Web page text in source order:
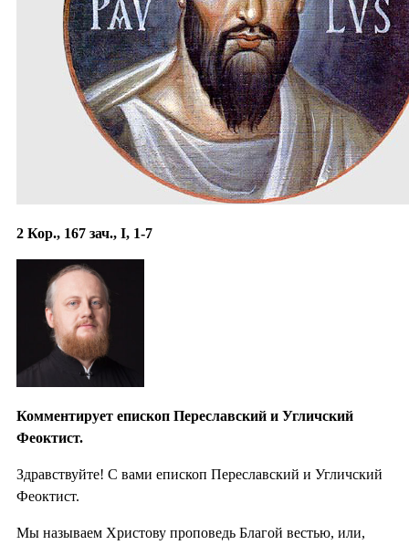
2 Кор., 167 зач., I, 1-7
Комментирует епископ Переславский и Угличский
Феоктист.
Здравствуйте! С вами епископ Переславский и Угличский
Феоктист.
Мы называем Христову проповедь Благой вестью, или,